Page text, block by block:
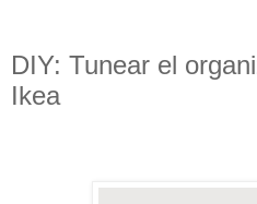
DIY: Tunear el
Ikea